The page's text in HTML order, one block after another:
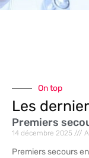
On top
Les
Premiers
14 décembre 2025
Premiers secours